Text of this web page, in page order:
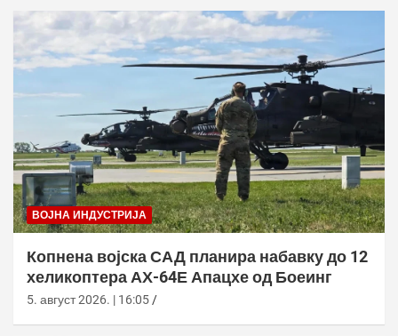
ВОЈНА ИНДУСТРИЈА
Копнена војска САД планира набавку до 12
хеликоптера АХ-64Е Апацхе од Боеинг
5. август 2026. | 16:05